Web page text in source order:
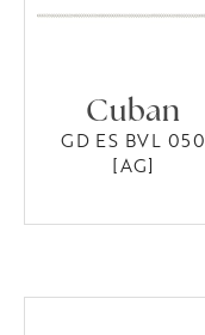
Cuban
GD ES BVL 050
[AG]